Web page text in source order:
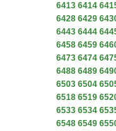
6413 6414
6428 6429
6443 6444
6458 6459
6473 6474
6488 6489
6503 6504
6518 6519
6533 6534
6548 6549